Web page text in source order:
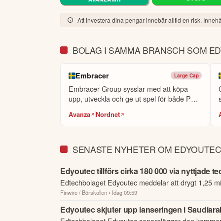
som kan jämföras med -0,58 för helåret 2025.
ett illustrativt exempel skulle en
I våra interna kommersiella scenarier betraktas
8 procent som ett starkt scenario. Även vid
koncernens nuvarande kostnadsbas med god
föräldraversionen. Detta innebär att den
Denna kombination av en låg fast kostnadsbas,
verksamheten när våra kommersiella initiativ
generera återkommande intäkter."
Att investera dina pengar innebär alltid en risk.
BOLAG I SAMMA BRANSCH SOM
Embracer Large Cap
Embracer Group sysslar med att köpa
upp, utveckla och ge ut spel för både PC
Avanza Nordnet
SENASTE NYHETER OM EDYOUTEC
Edyoutec tillförs cirka 180 000 via nyttjade
Edtechbolaget Edyoutec meddelar att drygt 1,25
och...
Finwire / Börskollen• Idag 09:59
Edyoutec skjuter upp lanseringen i